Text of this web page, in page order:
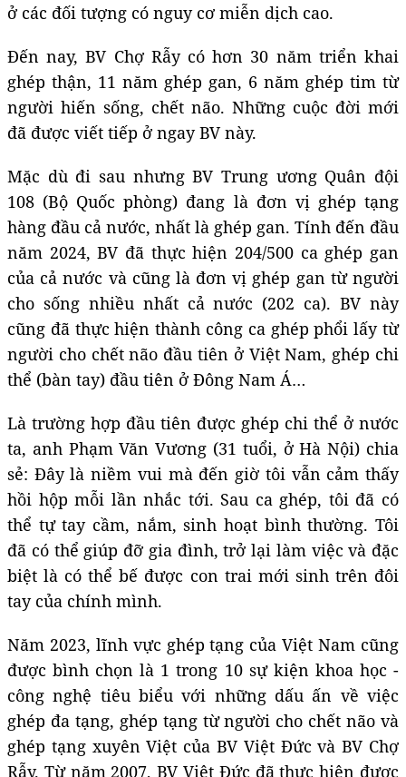
ở các đối tượng có nguy cơ miễn dịch cao.
Đến nay, BV Chợ Rẫy có hơn 30 năm triển khai
ghép thận, 11 năm ghép gan, 6 năm ghép tim từ
người hiến sống, chết não. Những cuộc đời mới
đã được viết tiếp ở ngay BV này.
Mặc dù đi sau nhưng BV Trung ương Quân đội
108 (Bộ Quốc phòng) đang là đơn vị ghép tạng
hàng đầu cả nước, nhất là ghép gan. Tính đến đầu
năm 2024, BV đã thực hiện 204/500 ca ghép gan
của cả nước và cũng là đơn vị ghép gan từ người
cho sống nhiều nhất cả nước (202 ca). BV này
cũng đã thực hiện thành công ca ghép phổi lấy từ
người cho chết não đầu tiên ở Việt Nam, ghép chi
thể (bàn tay) đầu tiên ở Đông Nam Á…
Là trường hợp đầu tiên được ghép chi thể ở nước
ta, anh Phạm Văn Vương (31 tuổi, ở Hà Nội) chia
sẻ: Đây là niềm vui mà đến giờ tôi vẫn cảm thấy
hồi hộp mỗi lần nhắc tới. Sau ca ghép, tôi đã có
thể tự tay cầm, nắm, sinh hoạt bình thường. Tôi
đã có thể giúp đỡ gia đình, trở lại làm việc và đặc
biệt là có thể bế được con trai mới sinh trên đôi
tay của chính mình.
Năm 2023, lĩnh vực ghép tạng của Việt Nam cũng
được bình chọn là 1 trong 10 sự kiện khoa học -
công nghệ tiêu biểu với những dấu ấn về việc
ghép đa tạng, ghép tạng từ người cho chết não và
ghép tạng xuyên Việt của BV Việt Đức và BV Chợ
Rẫy. Từ năm 2007, BV Việt Đức đã thực hiện được